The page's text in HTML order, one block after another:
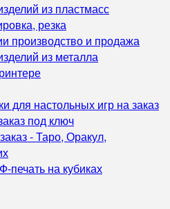
из пластмасс
резка
производство и продажа
из металла
для настольных игр на заказ
под ключ
- Таро, Оракул,
на кубиках